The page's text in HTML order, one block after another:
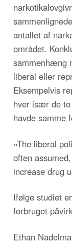
antallet af
området.
sammenhæng
liberal eller
Eksempelvis
hver især de to
havde samme
»The liberal
often
increase drug
Ifølge studiet
forbruget
Ethan